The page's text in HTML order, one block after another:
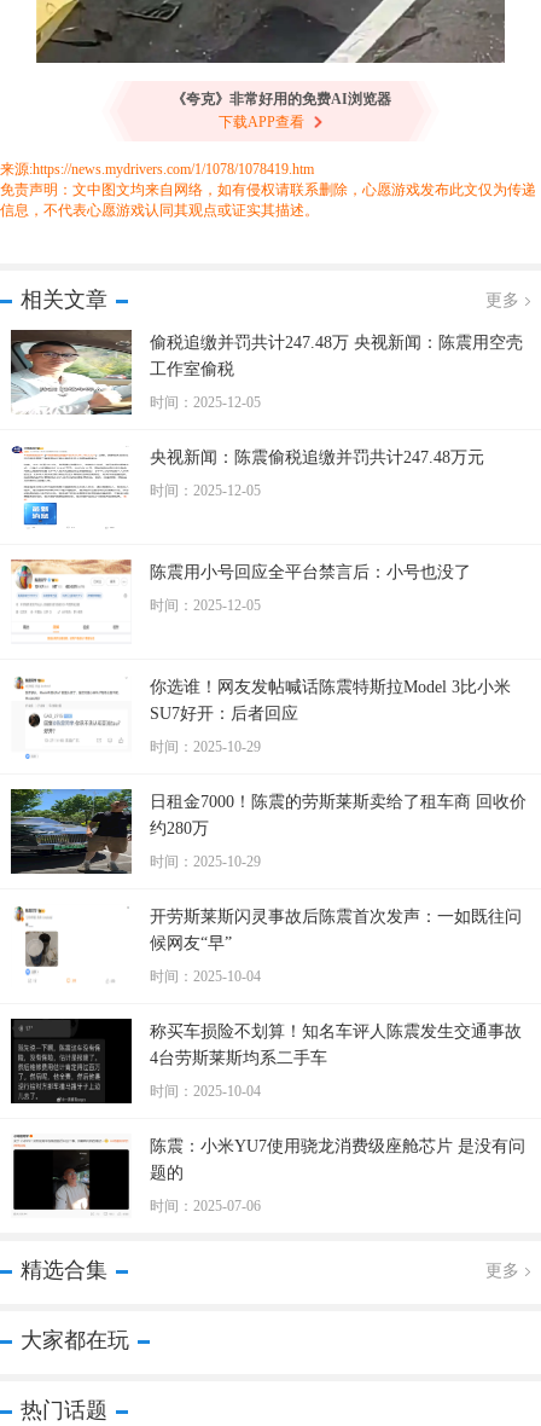
《夸克》非常好用的免费AI浏览器
下载APP查看
来源:https://news.mydrivers.com/1/1078/1078419.htm
免责声明：文中图文均来自网络，如有侵权请联系删除，心愿游戏发布此文仅为传递
信息，不代表心愿游戏认同其观点或证实其描述。
相关文章 更多
偷税追缴并罚共计247.48万 央视新闻：陈震用空壳
工作室偷税
时间：2025-12-05
央视新闻：陈震偷税追缴并罚共计247.48万元
时间：2025-12-05
陈震用小号回应全平台禁言后：小号也没了
时间：2025-12-05
你选谁！网友发帖喊话陈震特斯拉Model 3比小米
SU7好开：后者回应
时间：2025-10-29
日租金7000！陈震的劳斯莱斯卖给了租车商 回收价
约280万
时间：2025-10-29
开劳斯莱斯闪灵事故后陈震首次发声：一如既往问
候网友“早”
时间：2025-10-04
称买车损险不划算！知名车评人陈震发生交通事故
4台劳斯莱斯均系二手车
时间：2025-10-04
陈震：小米YU7使用骁龙消费级座舱芯片 是没有问
题的
时间：2025-07-06
精选合集 更多
大家都在玩
热门话题